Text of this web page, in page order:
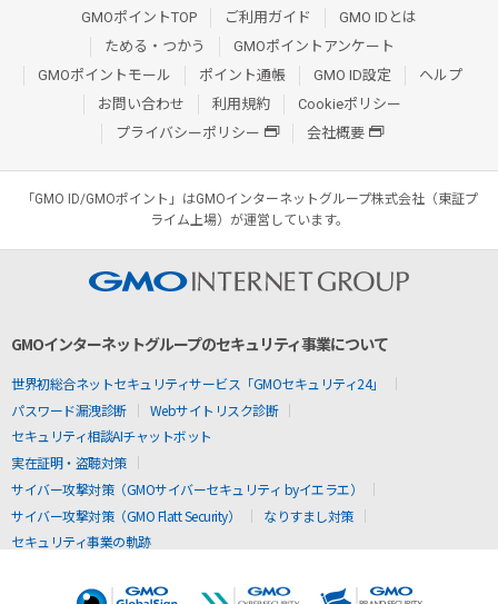
GMOポイントTOP ご利用ガイド
GMO IDとは
ためる・つかう
GMOポイントアンケート
GMOポイントモール
ポイント通帳 GMO ID設定
ヘルプ
お問い合わせ
利用規約
Cookieポリシー
プライバシーポリシー
会社概要
「GMO ID/GMOポイント」はGMOインターネットグループ株式会社（東証プ
ライム上場）が運営しています。
GMOインターネットグループのセキュリティ事業について
世界初総合ネットセキュリティサービス「GMOセキュリティ24」
パスワード漏洩診断
Webサイトリスク診断
セキュリティ相談AIチャットボット
実在証明・盗聴対策
サイバー攻撃対策（GMOサイバーセキュリティ byイエラエ）
サイバー攻撃対策（GMO Flatt Security）
なりすまし対策
セキュリティ事業の軌跡